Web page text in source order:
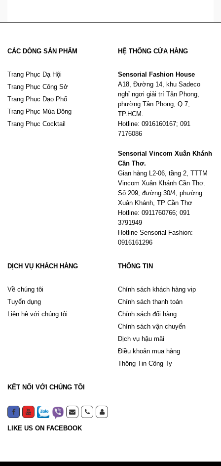
CÁC DÒNG SẢN PHẨM
Trang Phục Dạ Hội
Trang Phục Công Sở
Trang Phục Dạo Phố
Trang Phục Mùa Đông
Trang Phục Cocktail
HỆ THỐNG CỬA HÀNG
Sensorial Fashion House
A18, Đường 14, khu Sadeco
nghỉ ngơi giải trí Tân Phong,
phường Tân Phong, Q.7,
TP.HCM.
Hotline: 0916160167; 091
7176086
Sensorial Vincom Xuân Khánh
Cần Thơ.
Gian hàng L2-06, tầng 2, TTTM
Vincom Xuân Khánh Cần Thơ.
Số 209, đường 30/4, phường
Xuân Khánh, TP Cần Thơ
Hotline: 0911760766; 091
3791949
Hotline Sensorial Fashion:
0916161296
DỊCH VỤ KHÁCH HÀNG
Về chúng tôi
Tuyển dụng
Liên hệ với chúng tôi
THÔNG TIN
Chính sách khách hàng vip
Chính sách thanh toán
Chính sách đổi hàng
Chính sách vận chuyển
Dịch vụ hậu mãi
Điều khoản mua hàng
Thông Tin Công Ty
KẾT NỐI VỚI CHÚNG TÔI
LIKE US ON FACEBOOK